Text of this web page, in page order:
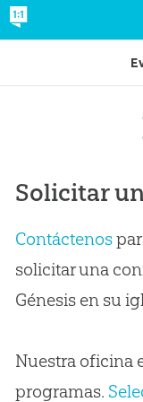
Solicitar
Contáctenos
solicitar una
Génesis en su
Nuestra oficina
programas.